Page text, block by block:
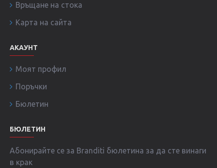
Връщане на стока
Карта на сайта
АКАУНТ
Моят профил
Поръчки
Бюлетин
БЮЛЕТИН
Абонирайте се за Branditi бюлетина за да сте винаги
в крак